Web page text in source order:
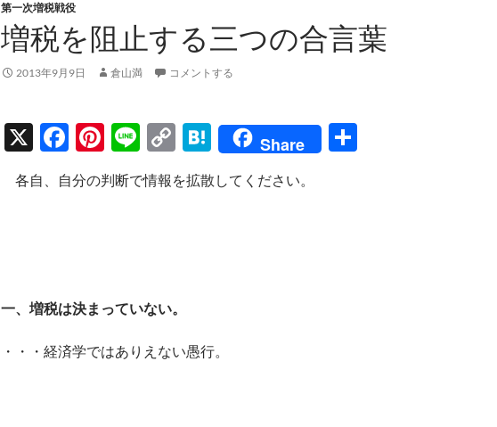
第一次増税戦役
増税を阻止する三つの合言葉
2013年9月9日 倉山満 コメントする
X
F
ac
e
k
Pi
nt
er
Li
n
e
C
o
p
k
H
at
e
Share
各自、自分の判断で情報を拡散してください。
一、増税は決まっていない。
・・・経済学ではありえない愚行。